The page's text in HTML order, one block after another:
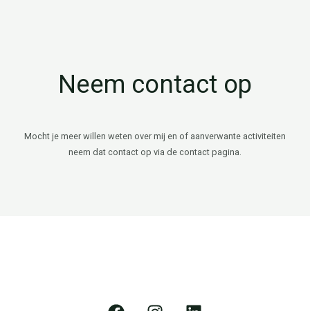
Neem contact op
Mocht je meer willen weten over mij en of aanverwante activiteiten
neem dat contact op via de contact pagina.